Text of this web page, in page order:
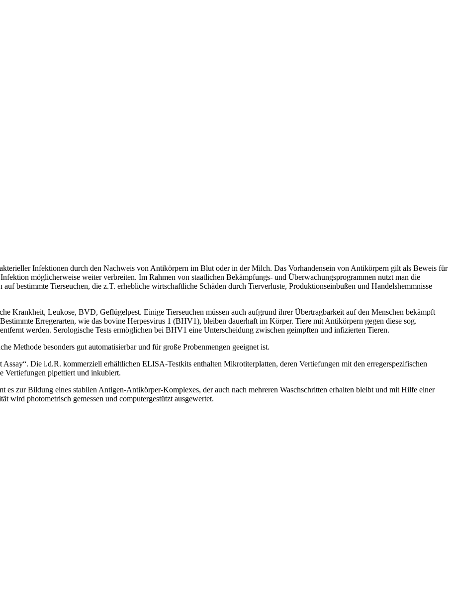
Infektionen durch den Nachweis von Antikörpern im Blut oder in der Milch. Das Vorhandensein von Antikörpern gilt als Beweis für
möglicherweise weiter verbreiten. Im Rahmen von staatlichen Bekämpfungs- und Überwachungsprogrammen nutzt man die
bestimmte Tierseuchen, die z.T. erhebliche wirtschaftliche Schäden durch Tierverluste, Produktionseinbußen und Handelshemmnisse
Krankheit, Leukose, BVD, Geflügelpest. Einige Tierseuchen müssen auch aufgrund ihrer Übertragbarkeit auf den Menschen bekämpft
Erregerarten, wie das bovine Herpesvirus 1 (BHV1), bleiben dauerhaft im Körper. Tiere mit Antikörpern gegen diese sog.
werden. Serologische Tests ermöglichen bei BHV1 eine Unterscheidung zwischen geimpften und infizierten Tieren.
Methode besonders gut automatisierbar und für große Probenmengen geeignet ist.
Die i.d.R. kommerziell erhältlichen ELISA-Testkits enthalten Mikrotiterplatten, deren Vertiefungen mit den erregerspezifischen
Vertiefungen pipettiert und inkubiert.
es zur Bildung eines stabilen Antigen-Antikörper-Komplexes, der auch nach mehreren Waschschritten erhalten bleibt und mit Hilfe einer
wird photometrisch gemessen und computergestützt ausgewertet.